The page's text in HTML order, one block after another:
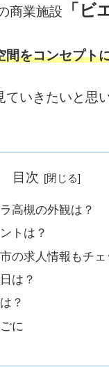
商業施設 「ビ
をコンセプト
いきたいと思
目次
高槻の外観は？
トは？
の求人情報もチェ
は？
？
に